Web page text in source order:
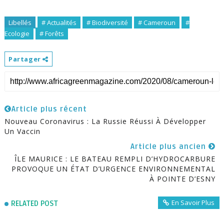
Libellés # Actualités # Biodiversité # Cameroun
#
Ecologie
# Forêts
Partager
Article plus récent
Nouveau Coronavirus : La Russie Réussi À Développer
Un Vaccin
Article plus ancien
ÎLE MAURICE : LE BATEAU REMPLI D’HYDROCARBURE
PROVOQUE UN ÉTAT D’URGENCE ENVIRONNEMENTAL
À POINTE D’ESNY
RELATED POST En Savoir Plus